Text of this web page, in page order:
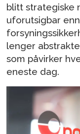
blitt strategiske
uforutsigbar
lenger
som påvirker
eneste dag.